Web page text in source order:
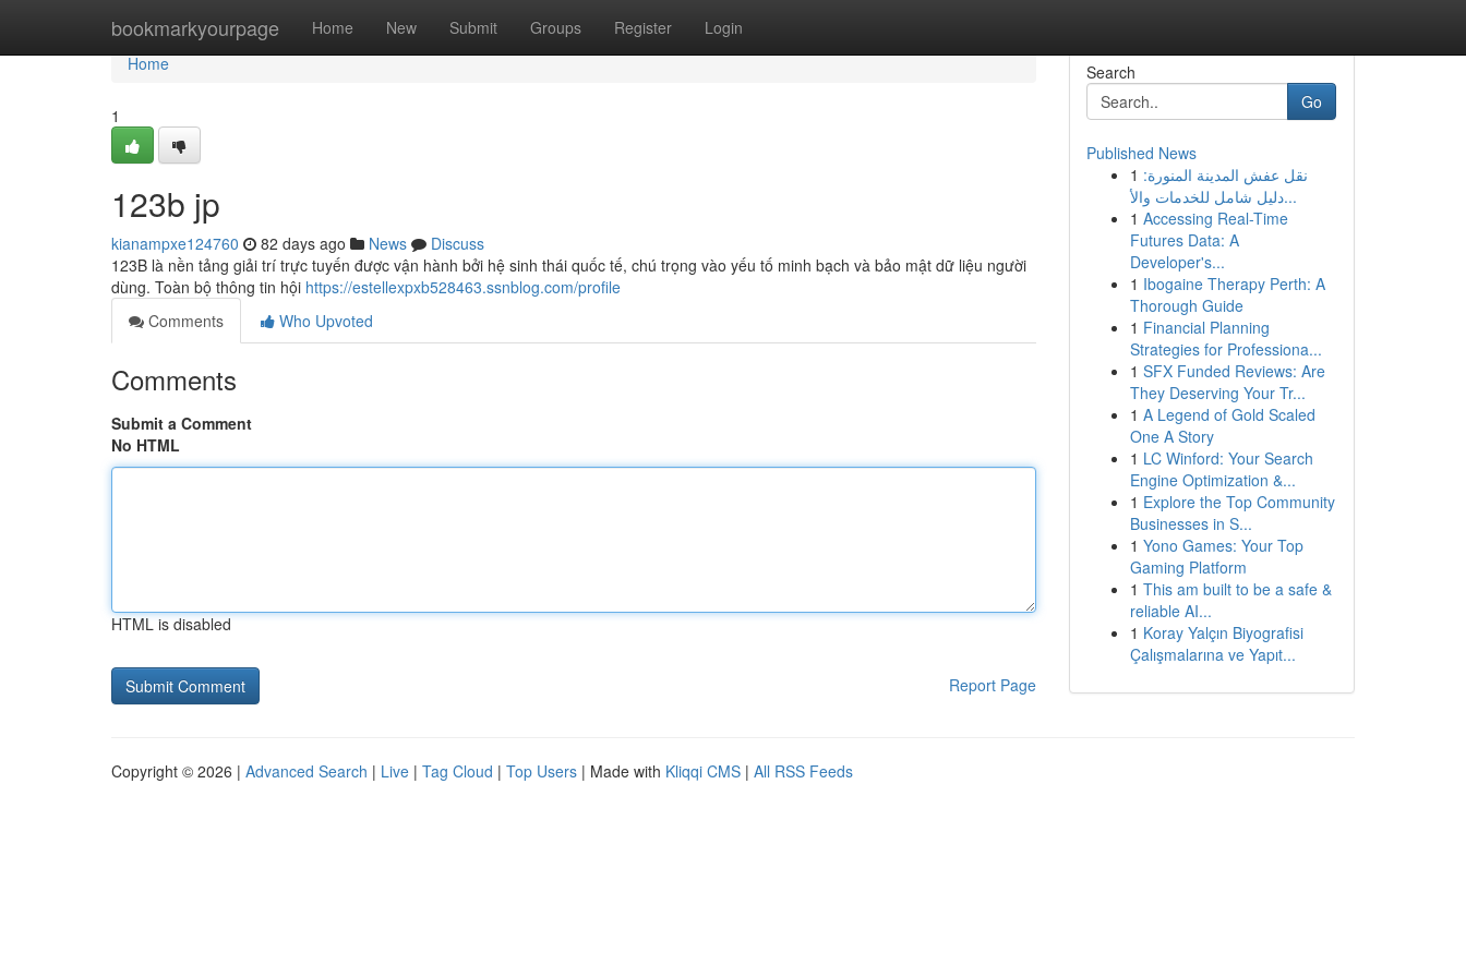
bookmarkyourpage Home New Submit Groups Register Login
Home
Home
1
123b jp
kianampxe124760 82 days ago News
Discuss
123B là nền tảng giải trí trực tuyến được vận hành bởi hệ sinh thái quốc tế, chú trọng vào yếu tố minh bạch và bảo mật dữ liệu người
dùng. Toàn bộ thông tin hội https://estellexpxb528463.ssnblog.com/profile
Comments
Who Upvoted
Comments
Submit a Comment
No HTML
HTML is disabled
Report Page
Search
Go
Published News
1 نقل عفش المدينة المنورة:
دليل شامل للخدمات والأ...
1 Accessing Real-Time
Futures Data: A
Developer's...
1 Ibogaine Therapy Perth: A
Thorough Guide
1 Financial Planning
Strategies for Professiona...
1 SFX Funded Reviews: Are
They Deserving Your Tr...
1 A Legend of Gold Scaled
One A Story
1 LC Winford: Your Search
Engine Optimization &...
1 Explore the Top Community
Businesses in S...
1 Yono Games: Your Top
Gaming Platform
1 This am built to be a safe &
reliable AI...
1 Koray Yalçın Biyografisi
Çalışmalarına ve Yapıt...
Copyright © 2026 | Advanced Search | Live | Tag Cloud | Top Users | Made with Kliqqi CMS | All RSS Feeds